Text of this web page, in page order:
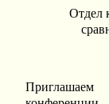
Отдел